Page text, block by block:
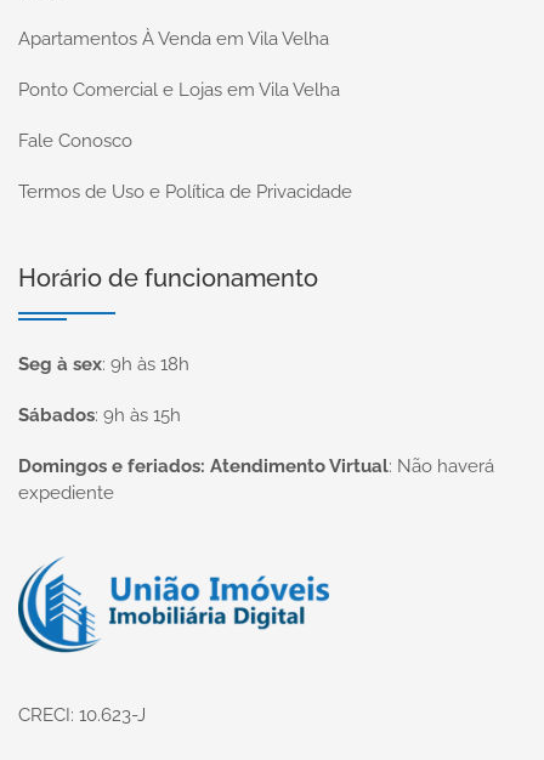
Apartamentos À Venda em Vila Velha
Ponto Comercial e Lojas em Vila Velha
Fale Conosco
Termos de Uso e Política de Privacidade
Horário de funcionamento
Seg à sex: 9h às 18h
Sábados: 9h às 15h
Domingos e feriados: Atendimento Virtual: Não haverá
expediente
Página inicial
CRECI: 10.623-J